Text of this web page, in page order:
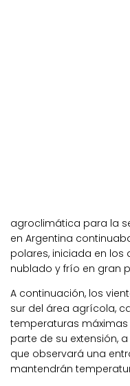
agroclimática para la
en Argentina
polares, iniciada en
nublado y frío en gran
A continuación, los
sur del área agrícola,
temperaturas
parte de su extensión,
que observará una
mantendrán